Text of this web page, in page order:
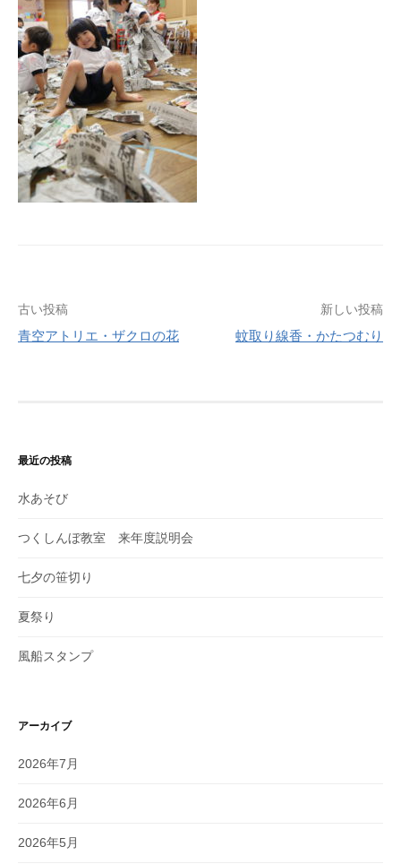
ビ
ゲ
ョ
ン
古い投稿
青空アトリエ・ザクロの花
新しい投稿
蚊取り線香・かたつむり
最近の投稿
水あそび
つくしんぼ教室 来年度説明会
七夕の笹切り
夏祭り
風船スタンプ
アーカイブ
2026年7月
2026年6月
2026年5月